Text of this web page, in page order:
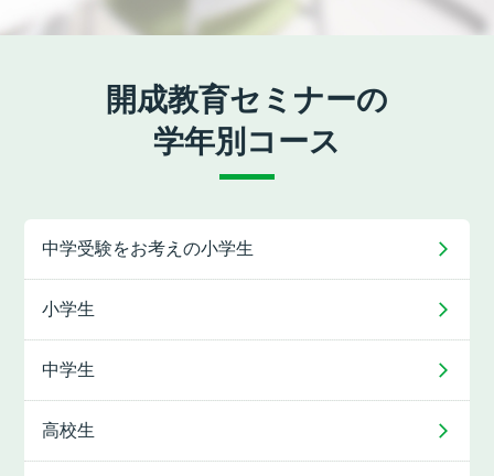
開成教育セミナーの
学年別コース
中学受験をお考えの小学生
小学生
中学生
高校生